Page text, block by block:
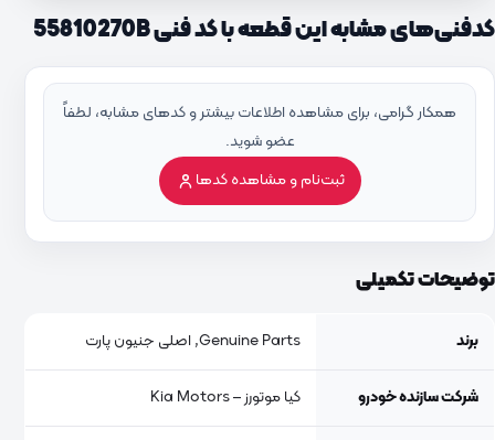
کدفنی‌های مشابه این قطعه با کد فنی 55810270B
همکار گرامی، برای مشاهده اطلاعات بیشتر و کدهای مشابه، لطفاً
عضو شوید.
ثبت‌نام و مشاهده کدها
توضیحات تکمیلی
برند Genuine Parts, اصلی جنیون پارت
شرکت سازنده خودرو کیا موتورز – Kia Motors